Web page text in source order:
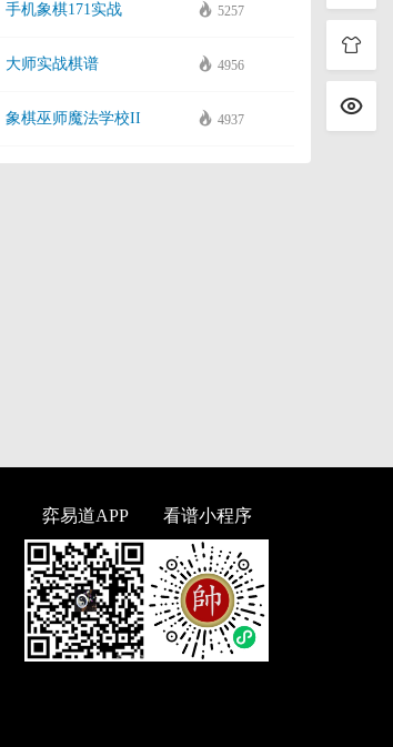
手机象棋171实战 5257
大师实战棋谱 4956
象棋巫师魔法学校II 4937
弈易道APP 看谱小程序